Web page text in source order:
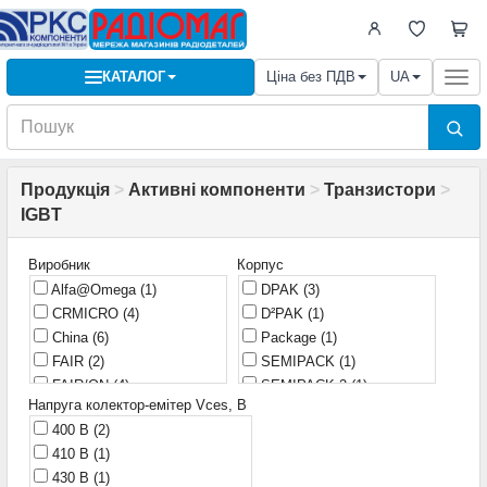
КАТАЛОГ Ціна без ПДВ UA
Продукція > Активні компоненти > Транзистори >
IGBT
Виробник
Alfa@Omega (1)
CRMICRO (4)
China (6)
FAIR (2)
FAIR/ON(4)
Fairchild(8)
Fuji (1)
HXY(1)
IR(39)
Корпус
DPAK (3)
D²PAK (1)
Package (1)
SEMIPACK (1)
SEMIPACK 2(1)
Напруга колектор-емітер Vces, В
400 В (2)
410 В (1)
430 В (1)